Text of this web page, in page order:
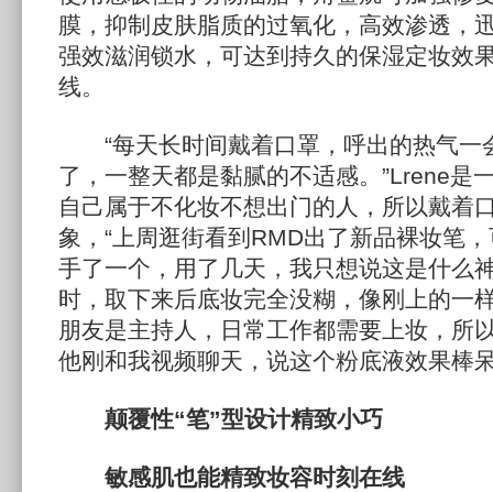
膜，抑制皮肤脂质的过氧化，高效渗透，
强效滋润锁水，可达到持久的保湿定妆效
线。
“每天长时间戴着口罩，呼出的热气一
了，一整天都是黏腻的不适感。”Lrene是
自己属于不化妆不想出门的人，所以戴着
象，“上周逛街看到RMD出了新品裸妆笔
手了一个，用了几天，我只想说这是什么
时，取下来后底妆完全没糊，像刚上的一
朋友是主持人，日常工作都需要上妆，所
他刚和我视频聊天，说这个粉底液效果棒
颠覆性“笔”型设计精致小巧
敏感肌也能精致妆容时刻在线